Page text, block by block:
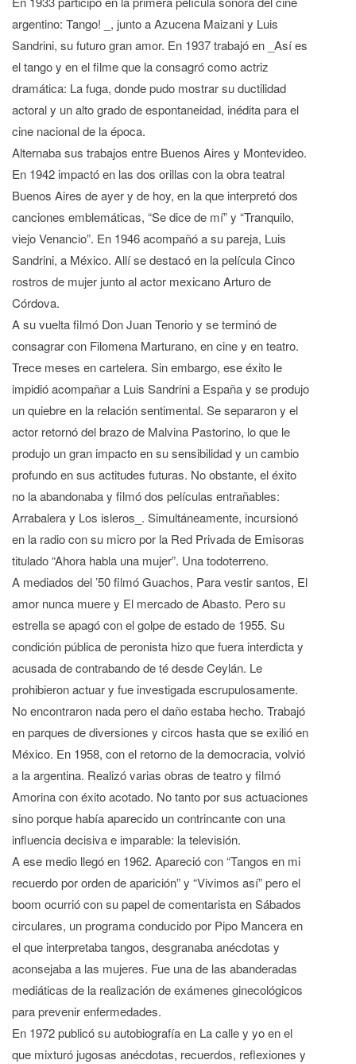
argentino: Tango! _, junto a Azucena Maizani y Luis
Sandrini, su futuro gran amor. En 1937 trabajó en _Así es
el tango y en el filme que la consagró como actriz
dramática: La fuga, donde pudo mostrar su ductilidad
actoral y un alto grado de espontaneidad, inédita para el
cine nacional de la época.
Alternaba sus trabajos entre Buenos Aires y Montevideo.
En 1942 impactó en las dos orillas con la obra teatral
Buenos Aires de ayer y de hoy, en la que interpretó dos
canciones emblemáticas, “Se dice de mí” y “Tranquilo,
viejo Venancio”. En 1946 acompañó a su pareja, Luis
Sandrini, a México. Allí se destacó en la película Cinco
rostros de mujer junto al actor mexicano Arturo de
Córdova.
A su vuelta filmó Don Juan Tenorio y se terminó de
consagrar con Filomena Marturano, en cine y en teatro.
Trece meses en cartelera. Sin embargo, ese éxito le
impidió acompañar a Luis Sandrini a España y se produjo
un quiebre en la relación sentimental. Se separaron y el
actor retornó del brazo de Malvina Pastorino, lo que le
produjo un gran impacto en su sensibilidad y un cambio
profundo en sus actitudes futuras. No obstante, el éxito
no la abandonaba y filmó dos películas entrañables:
Arrabalera y Los isleros_. Simultáneamente, incursionó
en la radio con su micro por la Red Privada de Emisoras
titulado “Ahora habla una mujer”. Una todoterreno.
A mediados del ’50 filmó Guachos, Para vestir santos, El
amor nunca muere y El mercado de Abasto. Pero su
estrella se apagó con el golpe de estado de 1955. Su
condición pública de peronista hizo que fuera interdicta y
acusada de contrabando de té desde Ceylán. Le
prohibieron actuar y fue investigada escrupulosamente.
No encontraron nada pero el daño estaba hecho. Trabajó
en parques de diversiones y circos hasta que se exilió en
México. En 1958, con el retorno de la democracia, volvió
a la argentina. Realizó varias obras de teatro y filmó
Amorina con éxito acotado. No tanto por sus actuaciones
sino porque había aparecido un contrincante con una
influencia decisiva e imparable: la televisión.
A ese medio llegó en 1962. Apareció con “Tangos en mi
recuerdo por orden de aparición” y “Vivimos así” pero el
boom ocurrió con su papel de comentarista en Sábados
circulares, un programa conducido por Pipo Mancera en
el que interpretaba tangos, desgranaba anécdotas y
aconsejaba a las mujeres. Fue una de las abanderadas
mediáticas de la realización de exámenes ginecológicos
para prevenir enfermedades.
En 1972 publicó su autobiografía en La calle y yo en el
que mixturó jugosas anécdotas, recuerdos, reflexiones y